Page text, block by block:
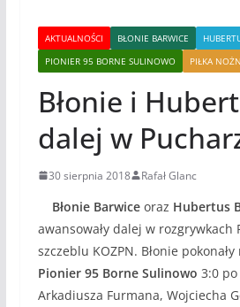
AKTUALNOŚCI BŁONIE BARWICE
PIONIER 95 BORNE SULINOWO
PIŁKA
Błonie i
dalej w
30 sierpnia 2018 Rafał Glanc
Błonie Barwiceoraz Hubertus
awansowały dalej w rozgrywkach
szczeblu KOZPN. Błonie
Pionier 95 Borne Sulinowo 3:0
Arkadiusza Furmana, Wojciecha